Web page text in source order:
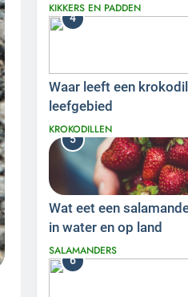
KIKKERS EN PADDEN
4
Waar leeft een
leefgebied
KROKODILLEN
5
Wat eet een
in water en op land
SALAMANDERS
6